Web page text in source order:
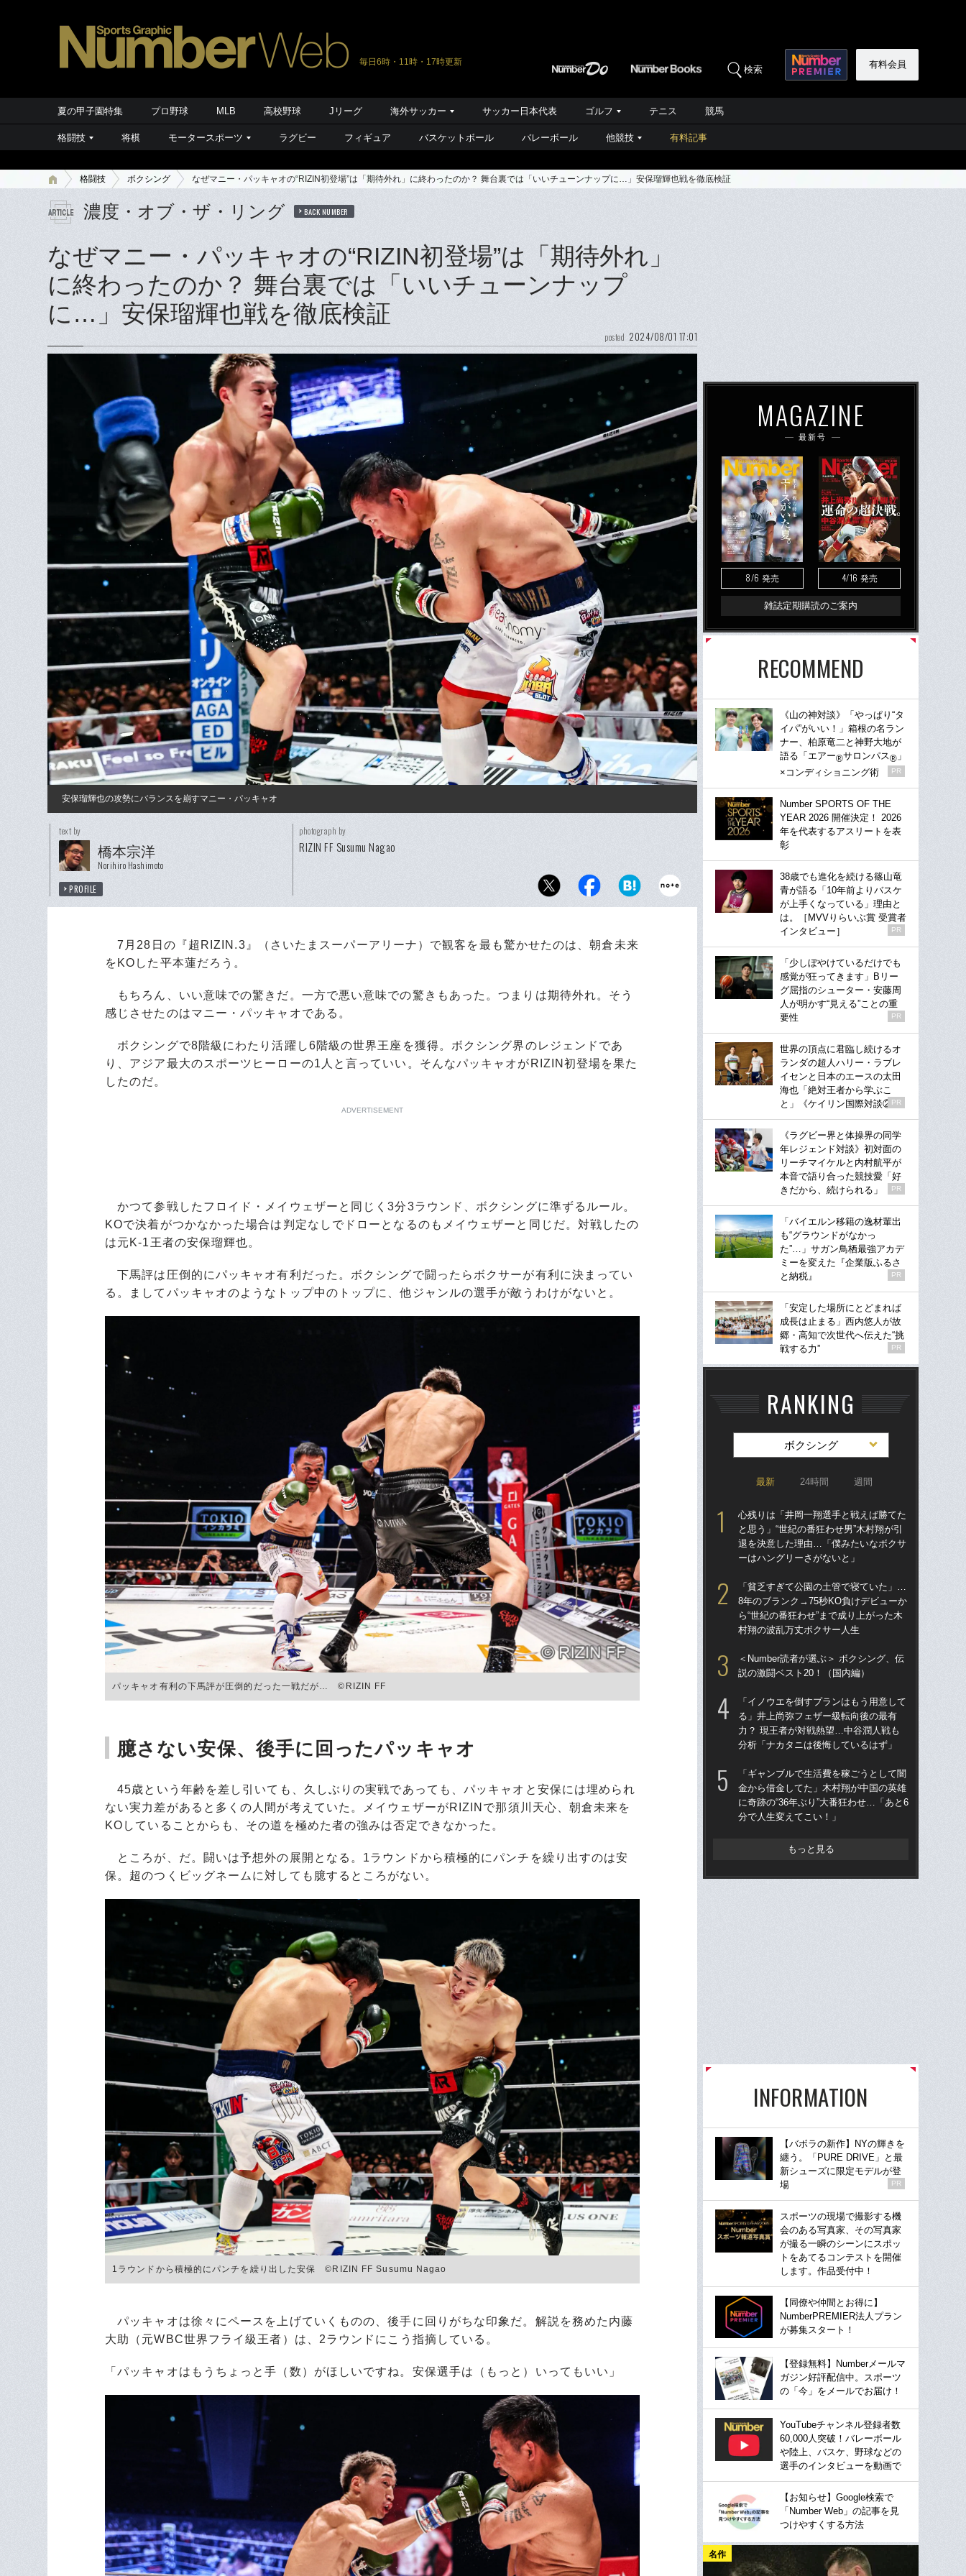
毎日6時・11時・17時更新
検索 有料会員
夏の甲子園特集 プロ野球 MLB 高校野球 Jリーグ 海外サッカー サッカー日本代表 ゴルフ テニス 競馬
格闘技 将棋 モータースポーツ ラグビー フィギュア バスケットボール バレーボール 他競技 有料記事
格闘技 ボクシング なぜマニー・パッキャオの“RIZIN初登場”は「期待外れ」に終わったのか？ 舞台裏では「いいチューンナップに…」安保瑠輝也戦を徹底検証
濃度・オブ・ザ・リング BACK NUMBER
なぜマニー・パッキャオの“RIZIN初登場”は「期待外れ」
に終わったのか？ 舞台裏では「いいチューンナップ
に…」安保瑠輝也戦を徹底検証
posted 2024/08/01 17:01
安保瑠輝也の攻勢にバランスを崩すマニー・パッキャオ
text by
橋本宗洋
Norihiro Hashimoto
PROFILE
photograph by
RIZIN FF Susumu Nagao
7月28日の『超RIZIN.3』（さいたまスーパーアリーナ）で観客を最も驚かせたのは、朝倉未来
をKOした平本蓮だろう。
もちろん、いい意味での驚きだ。一方で悪い意味での驚きもあった。つまりは期待外れ。そう
感じさせたのはマニー・パッキャオである。
ボクシングで8階級にわたり活躍し6階級の世界王座を獲得。ボクシング界のレジェンドであ
り、アジア最大のスポーツヒーローの1人と言っていい。そんなパッキャオがRIZIN初登場を果た
したのだ。
ADVERTISEMENT
かつて参戦したフロイド・メイウェザーと同じく3分3ラウンド、ボクシングに準ずるルール。
KOで決着がつかなかった場合は判定なしでドローとなるのもメイウェザーと同じだ。対戦したの
は元K-1王者の安保瑠輝也。
下馬評は圧倒的にパッキャオ有利だった。ボクシングで闘ったらボクサーが有利に決まってい
る。ましてパッキャオのようなトップ中のトップに、他ジャンルの選手が敵うわけがないと。
パッキャオ有利の下馬評が圧倒的だった一戦だが… ©RIZIN FF
臆さない安保、後手に回ったパッキャオ
45歳という年齢を差し引いても、久しぶりの実戦であっても、パッキャオと安保には埋められ
ない実力差があると多くの人間が考えていた。メイウェザーがRIZINで那須川天心、朝倉未来を
KOしていることからも、その道を極めた者の強みは否定できなかった。
ところが、だ。闘いは予想外の展開となる。1ラウンドから積極的にパンチを繰り出すのは安
保。超のつくビッグネームに対しても臆するところがない。
1ラウンドから積極的にパンチを繰り出した安保 ©RIZIN FF Susumu Nagao
パッキャオは徐々にペースを上げていくものの、後手に回りがちな印象だ。解説を務めた内藤
大助（元WBC世界フライ級王者）は、2ラウンドにこう指摘している。
「パッキャオはもうちょっと手（数）がほしいですね。安保選手は（もっと）いってもいい」
MAGAZINE
最新号
8/6 発売 4/16 発売
雑誌定期購読のご案内
RECOMMEND
《山の神対談》「やっぱり“タ
イパ”がいい！」箱根の名ラン
ナー、柏原竜二と神野大地が
語る「エアー®サロンパス® 」
×コンディショニング術
PR
Number SPORTS OF THE
YEAR 2026 開催決定！ 2026
年を代表するアスリートを表
彰
38歳でも進化を続ける篠山竜
青が語る「10年前よりバスケ
が上手くなっている」理由と
は。［MVVりらいぶ賞 受賞者
インタビュー］
PR
「少しぼやけているだけでも
感覚が狂ってきます」Bリー
グ屈指のシューター・安藤周
人が明かす“見える”ことの重
要性
PR
世界の頂点に君臨し続けるオ
ランダの超人ハリー・ラブレ
イセンと日本のエースの太田
海也「絶対王者から学ぶこ
と」《ケイリン国際対談②》
PR
《ラグビー界と体操界の同学
年レジェンド対談》初対面の
リーチマイケルと内村航平が
本音で語り合った競技愛「好
きだから、続けられる」
PR
「バイエルン移籍の逸材輩出
も“グラウンドがなかっ
た”…」サガン鳥栖最強アカデ
ミーを変えた『企業版ふるさ
と納税』
PR
「安定した場所にとどまれば
成長は止まる」西内悠人が故
郷・高知で次世代へ伝えた“挑
戦する力”
PR
RANKING
ボクシング
最新 24時間 週間
心残りは「井岡一翔選手と戦えば勝てた
と思う」“世紀の番狂わせ男”木村翔が引
退を決意した理由…「僕みたいなボクサ
ーはハングリーさがないと」
「貧乏すぎて公園の土管で寝ていた」…
8年のブランク→75秒KO負けデビューか
ら“世紀の番狂わせ”まで成り上がった木
村翔の波乱万丈ボクサー人生
＜Number読者が選ぶ＞ ボクシング、伝
説の激闘ベスト20！（国内編）
「イノウエを倒すプランはもう用意して
る」井上尚弥フェザー級転向後の最有
力？ 現王者が対戦熱望…中谷潤人戦も
分析「ナカタニは後悔しているはず」
「ギャンブルで生活費を稼ごうとして闇
金から借金してた」木村翔が中国の英雄
に奇跡の“36年ぶり”大番狂わせ…「あと6
分で人生変えてこい！」
もっと見る
INFORMATION
【バボラの新作】NYの輝きを
纏う。「PURE DRIVE」と最
新シューズに限定モデルが登
場
PR
スポーツの現場で撮影する機
会のある写真家、その写真家
が撮る一瞬のシーンにスポッ
トをあてるコンテストを開催
します。作品受付中！
【同僚や仲間とお得に】
NumberPREMIER法人プラン
が募集スタート！
【登録無料】Numberメールマ
ガジン好評配信中。スポーツ
の「今」をメールでお届け！
YouTubeチャンネル登録者数
60,000人突破！バレーボール
や陸上、バスケ、野球などの
選手のインタビューを動画で
【お知らせ】Google検索で
「Number Web」の記事を見
つけやすくする方法
名作